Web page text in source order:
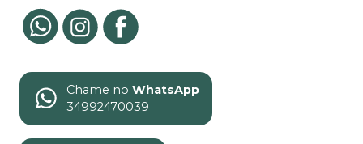
Chame no WhatsApp
34992470039